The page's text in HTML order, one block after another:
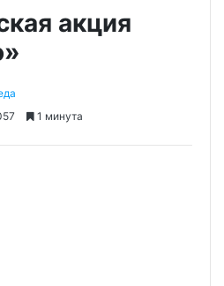
акция
1 минута